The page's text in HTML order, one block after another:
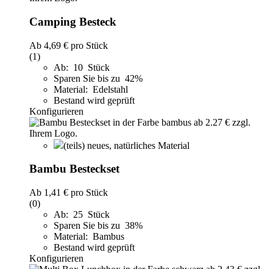
Camping Besteck
Ab 4,69 € pro Stück
(1)
Ab: 10 Stück
Sparen Sie bis zu 42%
Material: Edelstahl
Bestand wird geprüft
Konfigurieren
(teils) neues, natürliches Material
Bambu Besteckset
Ab 1,41 € pro Stück
(0)
Ab: 25 Stück
Sparen Sie bis zu 38%
Material: Bambus
Bestand wird geprüft
Konfigurieren